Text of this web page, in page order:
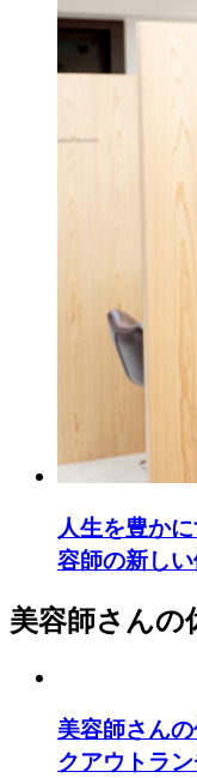
人生を豊か
容師の新し
美容師さんの
美容師さん
クアウトラ